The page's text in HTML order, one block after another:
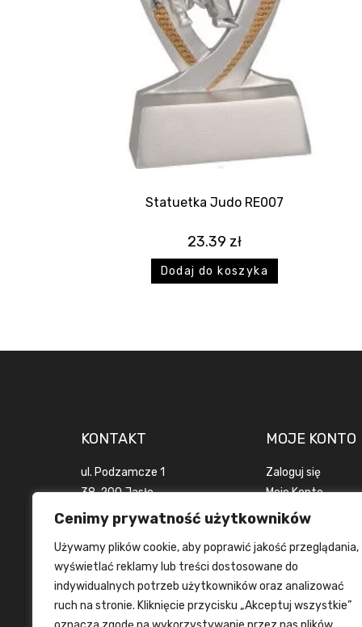
Cenimy prywatność użytkowników
Używamy plików cookie, aby poprawić jakość przeglądania,
wyświetlać reklamy lub treści dostosowane do
indywidualnych potrzeb użytkowników oraz analizować
ruch na stronie. Kliknięcie przycisku „Akceptuj wszystkie”
Statuetka Judo RE007
23.39 zł
Dodaj do koszyka
KONTAKT
ul. Podzamcze 1
38-200 Jasło
woj. podkarpackie
+48 694 916 924
info@tanietrofea.pl
MOJE KONTO
Zaloguj się
Moje Konto
Zamówienia